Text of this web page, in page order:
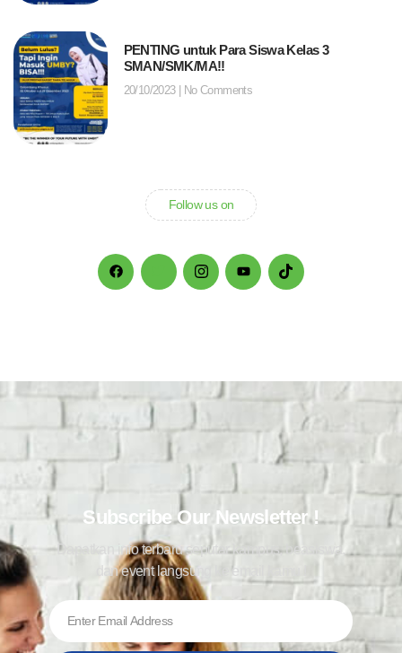
PENTING untuk Para Siswa Kelas 3
SMAN/SMK/MA!!
20/10/2023 No Comments
Follow us on
Subscribe Our Newsletter !
Dapatkan info terbaru seputar kampus, beasiswa,
dan event langsung ke email kamu !